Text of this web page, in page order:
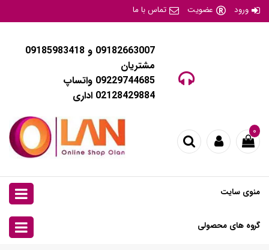
ورود عضویت تماس با ما
09182663007 و 09185983418
مشتریان
09229744685 واتساپ
02128429884 اداری
۰
منوی سایت
گروه های محصولی